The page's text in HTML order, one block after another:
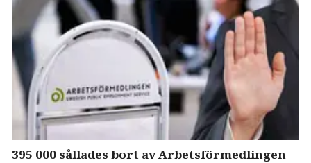
395 000 sållades bort av Arbetsförmedlingen